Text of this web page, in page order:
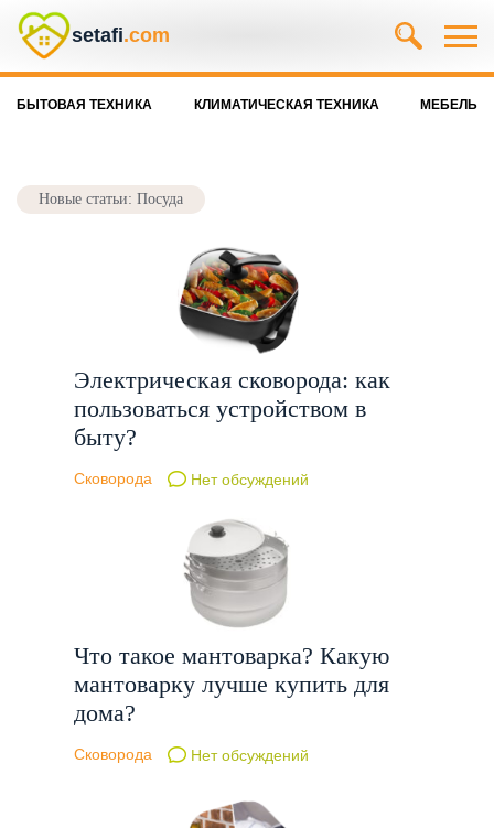
setafi.com
БЫТОВАЯ ТЕХНИКА КЛИМАТИЧЕСКАЯ ТЕХНИКА МЕБЕЛЬ
Новые статьи: Посуда
Электрическая сковорода: как
пользоваться устройством в
быту?
Сковорода Нет обсуждений
Что такое мантоварка? Какую
мантоварку лучше купить для
дома?
Сковорода Нет обсуждений